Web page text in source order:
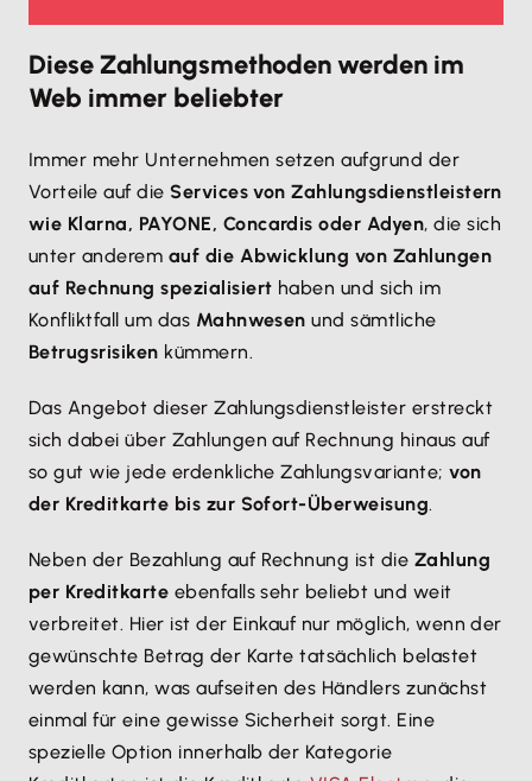
Diese Zahlungsmethoden werden im
Web immer beliebter
Immer mehr Unternehmen setzen aufgrund der
Vorteile auf dieServices von Zahlungsdienstleistern
wie Klarna, PAYONE, Concardis oder Adyen, die sich
unter anderem auf die Abwicklung von Zahlungen
auf Rechnung spezialisiert haben und sich im
Konfliktfall um das Mahnwesen und sämtliche
Betrugsrisiken kümmern.
Das Angebot dieser Zahlungsdienstleister erstreckt
sich dabei über Zahlungen auf Rechnung hinaus auf
so gut wie jede erdenkliche Zahlungsvariante;von
der Kreditkarte bis zur Sofort-Überweisung.
Neben der Bezahlung auf Rechnung ist die Zahlung
per Kreditkarte ebenfalls sehr beliebt und weit
verbreitet. Hier ist der Einkauf nur möglich, wenn der
gewünschte Betrag der Karte tatsächlich belastet
werden kann, was aufseiten des Händlers zunächst
einmal für eine gewisse Sicherheit sorgt. Eine
spezielle Option innerhalb der Kategorie